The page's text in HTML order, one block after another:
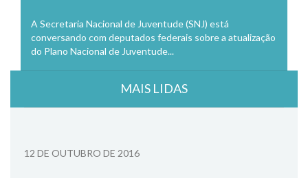
A Secretaria Nacional de Juventude (SNJ) está
conversando com deputados federais sobre a atualização
do Plano Nacional de Juventude...
MAIS LIDAS
12 DE OUTUBRO DE 2016